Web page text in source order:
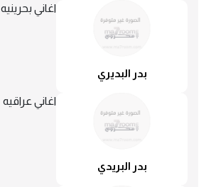
بدر البديري
اغاني بحرينيه
بدر البريدي
اغاني عراقيه